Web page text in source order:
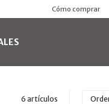
Cómo comprar
6 artículos